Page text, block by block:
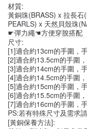
材質:
黃銅珠(BRASS) x 拉長
PEARLS) x 天然貝殼珠
☛彈力繩☚方便穿脫搭配
尺寸:
[1]適合約13cm的手圍，
[2]適合約13.5cm的手圍
[3]適合約14cm的手圍，
[4]適合約14.5cm的手圍
[5]適合約15cm的手圍，
[6]適合約15.5cm的手圍
[7]適合約16cm的手圍，
PS:若有特殊尺寸及需求
[黃銅保養方法]: